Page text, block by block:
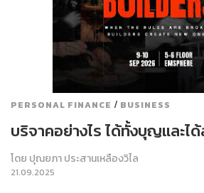
PERSONAL FINANCE / BUSINESS
บริจาคอย่างไร ได้ทั้งบุญและไ
โดย ปุณยภา ประสานเหลืองวิไล
21.09.2025